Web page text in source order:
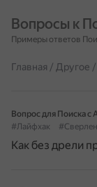
Вопросы к
Примеры ответов
Главная / Другое /
Вопрос для Поиска с
#Лайфхак
Как без дрели